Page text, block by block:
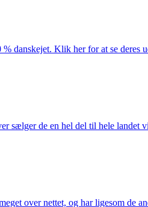
danskejet. Klik her for at se deres
de en hel del til hele landet
over nettet, og har ligesom de